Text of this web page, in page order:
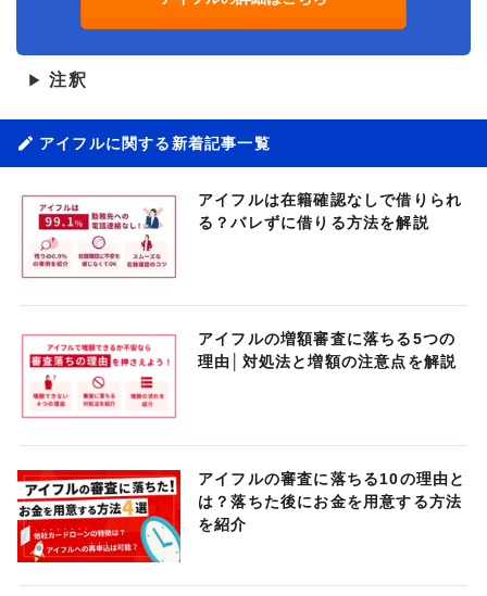
▶ 注釈
アイフルに関する新着記事一覧
アイフルは在籍確認なしで借りられ
る？バレずに借りる方法を解説
アイフルの増額審査に落ちる5つの
理由│対処法と増額の注意点を解説
アイフルの審査に落ちる10の理由と
は？落ちた後にお金を用意する方法
を紹介